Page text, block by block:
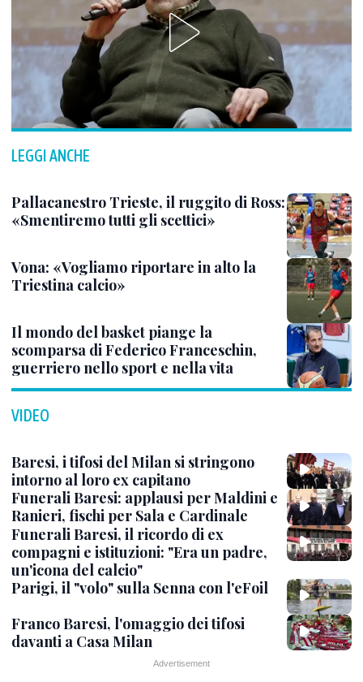
LEGGI ANCHE
Pallacanestro Trieste, il ruggito di Ross:
«Smentiremo tutti gli scettici»
Vona: «Vogliamo riportare in alto la
Triestina calcio»
Il mondo del basket piange la
scomparsa di Federico Franceschin,
guerriero nello sport e nella vita
VIDEO
Baresi, i tifosi del Milan si stringono
intorno al loro ex capitano
Funerali Baresi: applausi per Maldini e
Ranieri, fischi per Sala e Cardinale
Funerali Baresi, il ricordo di ex
compagni e istituzioni: "Era un padre,
un'icona del calcio"
Parigi, il "volo" sulla Senna con l'eFoil
Franco Baresi, l'omaggio dei tifosi
davanti a Casa Milan